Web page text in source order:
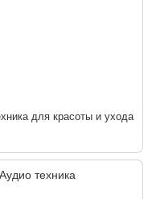
для красоты и ухода